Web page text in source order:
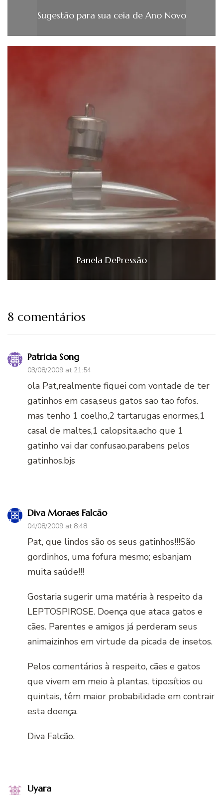
Sugestão para sua ceia de Ano Novo
Panela DePressão
8 comentários
Patricia Song
03/08/2009 at 21:54
ola Pat,realmente fiquei com vontade de ter
gatinhos em casa,seus gatos sao tao fofos.
mas tenho 1 coelho,2 tartarugas enormes,1
casal de maltes,1 calopsita.acho que 1
gatinho vai dar confusao.parabens pelos
gatinhos.bjs
Diva Moraes Falcão
04/08/2009 at 8:48
Pat, que lindos são os seus gatinhos!!!São
gordinhos, uma fofura mesmo; esbanjam
muita saúde!!!
Gostaria sugerir uma matéria à respeito da
LEPTOSPIROSE. Doença que ataca gatos e
cães. Parentes e amigos já perderam seus
animaizinhos em virtude da picada de insetos.
Pelos comentários à respeito, cães e gatos
que vivem em meio à plantas, tipo:sítios ou
quintais, têm maior probabilidade em contrair
esta doença.
Diva Falcão.
Uyara